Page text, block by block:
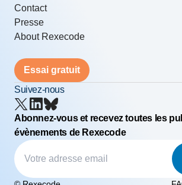
Contact
Presse
About Rexecode
Essai gratuit
Suivez-nous
Abonnez-vous et recevez toutes les
évènements de Rexecode